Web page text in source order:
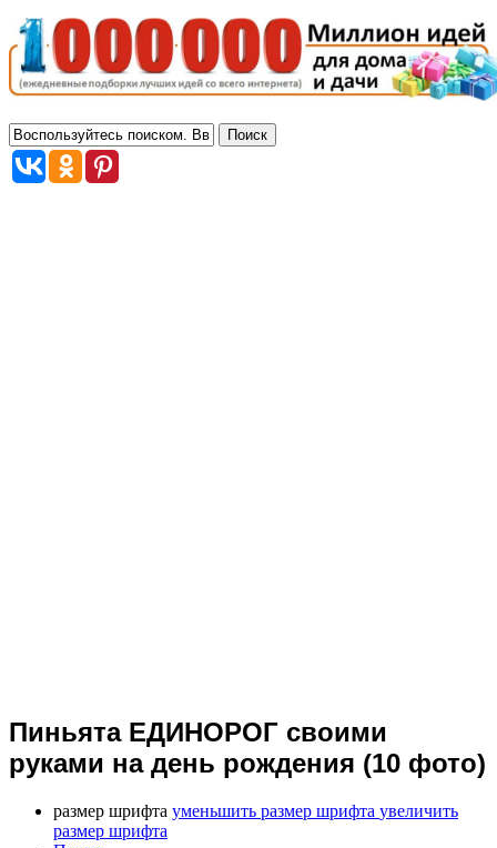
Пиньята ЕДИНОРОГ своими
руками на день рождения (10 фото)
размер шрифта уменьшить размер шрифта увеличить
размер шрифта